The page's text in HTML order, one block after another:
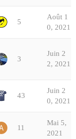
5
Août 1
0, 2021
3
Juin 2
2, 2021
43
Juin 2
0, 2021
11
Mai 5,
2021